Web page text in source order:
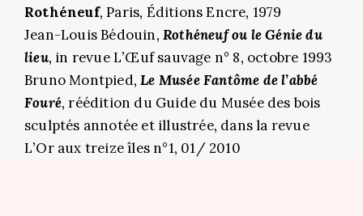
Rothéneuf, Paris, Éditions Encre, 1979
Jean-Louis Bédouin, Rothéneuf ou le Génie du
lieu, in revue L’Œuf sauvage n° 8, octobre 1993
Bruno Montpied,Le Musée Fantôme de l’abbé
Fouré, réédition du Guide du Musée des bois
sculptés annotée et illustrée, dans la revue
L’Or aux treize îles n°1, 01/ 2010